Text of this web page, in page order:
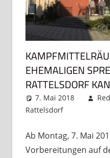
EHEMALIGEN
RATTELSDORF
7. Mai 2018
Rattelsdorf
Ab Montag, 7. Mai
Vorbereitungen auf